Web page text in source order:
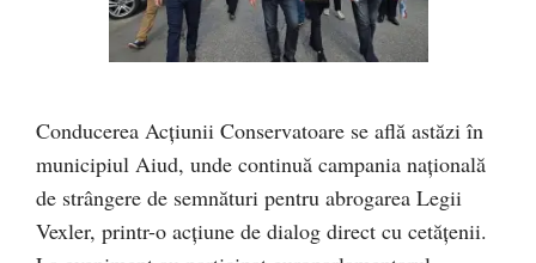
Conducerea Acțiunii Conservatoare se află astăzi în
municipiul Aiud, unde continuă campania națională
de strângere de semnături pentru abrogarea Legii
Vexler, printr-o acțiune de dialog direct cu cetățenii.